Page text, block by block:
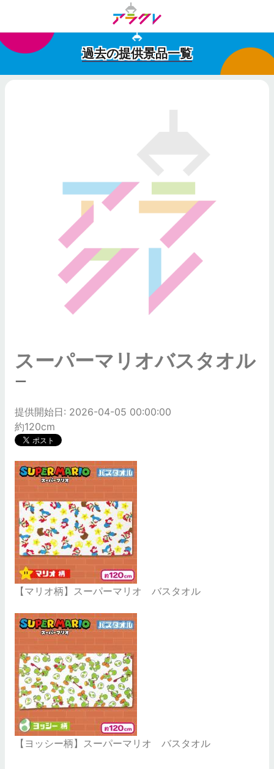
過去の提供景品一覧
スーパーマリオバスタオル
ー
提供開始日: 2026-04-05 00:00:00
約120cm
【マリオ柄】スーパーマリオ バスタオル
【ヨッシー柄】スーパーマリオ バスタオル